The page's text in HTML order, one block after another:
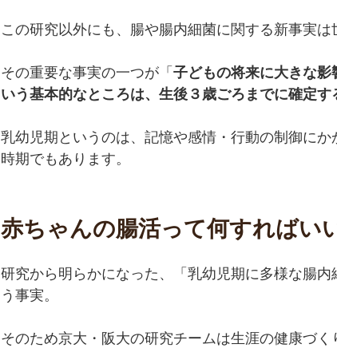
この研究以外にも、腸や腸内細菌に関する新事実は
その重要な事実の一つが「 子どもの将来に大きな
いう基本的なところは、生後３歳ごろまでに確定す
乳幼児期というのは、記憶や感情・行動の制御に
時期でもあります。
赤ちゃんの腸活って何すればい
研究から明らかになった、「乳幼児期に多様な腸
う事実。
そのため京大・阪大の研究チームは生涯の健康づ